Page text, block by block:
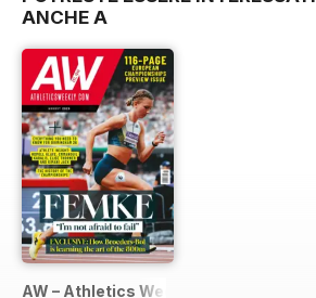
ANCHE A
AW – Athletics Weekly Magazine